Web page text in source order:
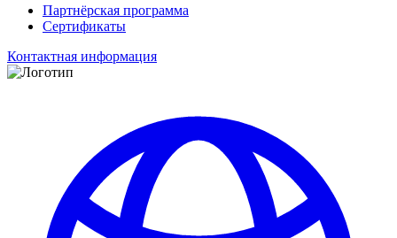
Партнёрская программа
Сертификаты
Контактная информация